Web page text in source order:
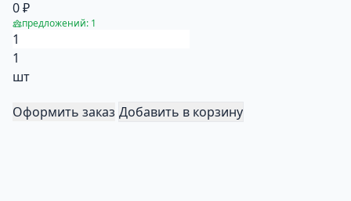
0 ₽
предложений: 1
1
шт
Оформить заказ Добавить в корзину